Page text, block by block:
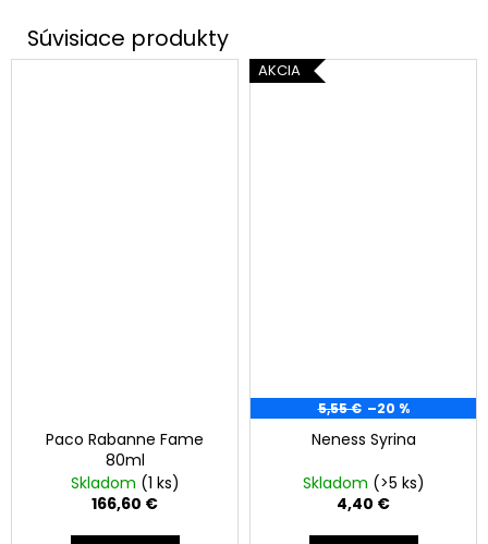
Paco Rabanne Fame
80ml
Skladom (1 ks)
166,60 €
AKCIA
5,55 € –20 %
Neness Syrina
Skladom (>5 ks)
4,40 €